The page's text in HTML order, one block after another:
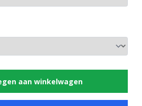
aan winkelwagen